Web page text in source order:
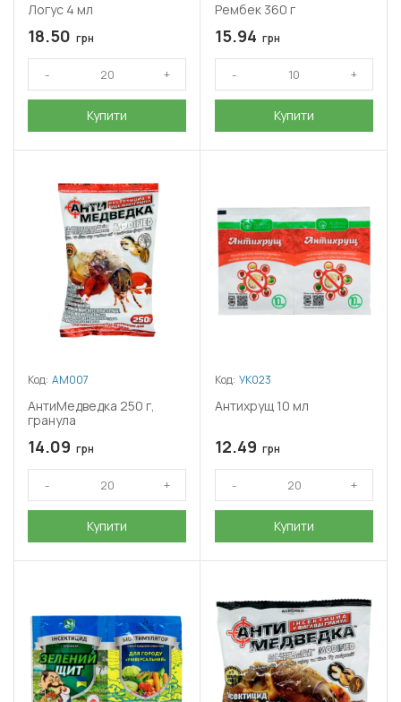
Логус 4 мл
18.50 грн
Купити
Рембек 360 г
15.94 грн
Купити
Код: АМ007
АнтиМедведка 250 г,
гранула
14.09 грн
Купити
Код: УК023
Антихрущ 10 мл
12.49 грн
Купити